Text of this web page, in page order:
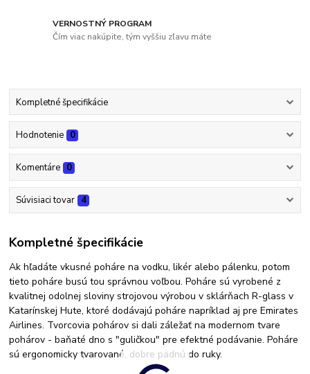
VERNOSTNÝ PROGRAM
Čím viac nakúpite, tým vyššiu zľavu máte
Kompletné špecifikácie
Hodnotenie 0
Komentáre 0
Súvisiaci tovar 4
Kompletné špecifikácie
Ak hľadáte vkusné poháre na vodku, likér alebo pálenku, potom
tieto poháre busú tou správnou voľbou. Poháre sú vyrobené z
kvalitnej odolnej sloviny strojovou výrobou v sklárňach R-glass v
Katarínskej Hute, ktoré dodávajú poháre napríklad aj pre Emirates
Airlines. Tvorcovia pohárov si dali záležať na modernom tvare
pohárov - baňaté dno s "guličkou" pre efektné podávanie. Poháre
sú ergonomicky tvarované, dobre padnú do ruky.